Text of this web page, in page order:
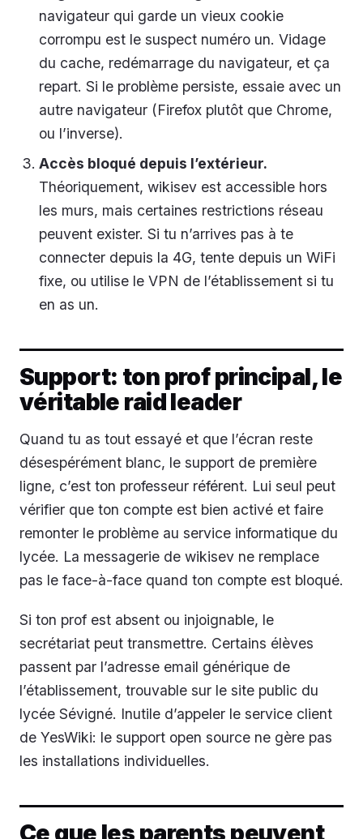
navigateur qui garde un vieux cookie
corrompu est le suspect numéro un. Vidage
du cache, redémarrage du navigateur, et ça
repart. Si le problème persiste, essaie avec un
autre navigateur (Firefox plutôt que Chrome,
ou l’inverse).
Accès bloqué depuis l’extérieur.
Théoriquement, wikisev est accessible hors
les murs, mais certaines restrictions réseau
peuvent exister. Si tu n’arrives pas à te
connecter depuis la 4G, tente depuis un WiFi
fixe, ou utilise le VPN de l’établissement si tu
en as un.
Support: ton prof principal, le
véritable raid leader
Quand tu as tout essayé et que l’écran reste
désespérément blanc, le support de première
ligne, c’est ton professeur référent. Lui seul peut
vérifier que ton compte est bien activé et faire
remonter le problème au service informatique du
lycée. La messagerie de wikisev ne remplace
pas le face-à-face quand ton compte est bloqué.
Si ton prof est absent ou injoignable, le
secrétariat peut transmettre. Certains élèves
passent par l’adresse email générique de
l’établissement, trouvable sur le site public du
lycée Sévigné. Inutile d’appeler le service client
de YesWiki: le support open source ne gère pas
les installations individuelles.
Ce que les parents peuvent